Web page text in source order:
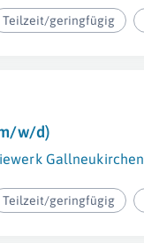
Teilzeit/geringfügig
w/d)
Gallneukirchen
Teilzeit/geringfügig